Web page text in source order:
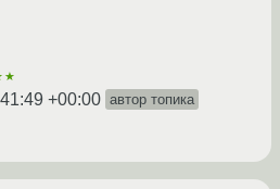
+00:00 автор топика